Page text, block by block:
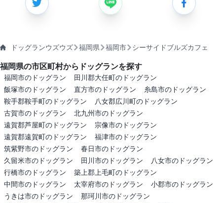
ドッグランウズウズ 福岡県 福岡市 シーサイドブルズカフェ
福岡県の市区町村からドッグランを探す
福岡市のドッグラン
田川郡大任町のドッグラン
飯塚市のドッグラン
直方市のドッグラン
糸島市のドッグラン
鞍手郡鞍手町のドッグラン
八女郡広川町のドッグラン
古賀市のドッグラン
北九州市のドッグラン
遠賀郡芦屋町のドッグラン
宗像市のドッグラン
遠賀郡遠賀町のドッグラン
福津市のドッグラン
筑紫野市のドッグラン
春日市のドッグラン
久留米市のドッグラン
田川市のドッグラン
八女市のドッグラン
行橋市のドッグラン
築上郡上毛町のドッグラン
中間市のドッグラン
太宰府市のドッグラン
小郡市のドッグラン
うきは市のドッグラン
那珂川市のドッグラン